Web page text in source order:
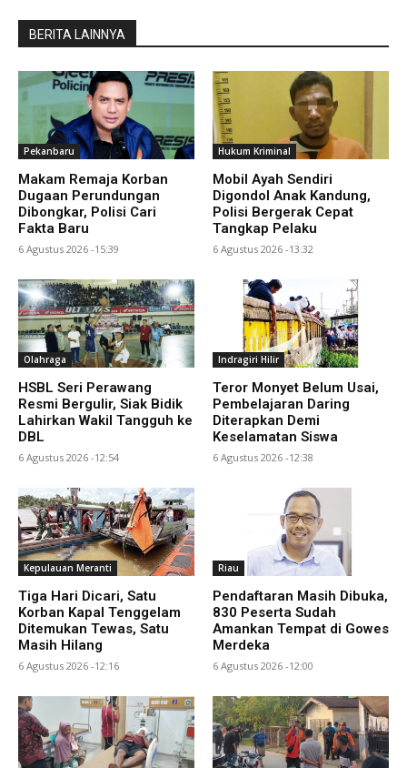
BERITA LAINNYA
Pekanbaru
Makam Remaja Korban
Dugaan Perundungan
Dibongkar, Polisi Cari
Fakta Baru
6 Agustus 2026 -15:39
Hukum Kriminal
Mobil Ayah Sendiri
Digondol Anak Kandung,
Polisi Bergerak Cepat
Tangkap Pelaku
6 Agustus 2026 -13:32
Olahraga
HSBL Seri Perawang
Resmi Bergulir, Siak Bidik
Lahirkan Wakil Tangguh ke
DBL
6 Agustus 2026 -12:54
Indragiri Hilir
Teror Monyet Belum Usai,
Pembelajaran Daring
Diterapkan Demi
Keselamatan Siswa
6 Agustus 2026 -12:38
Kepulauan Meranti
Tiga Hari Dicari, Satu
Korban Kapal Tenggelam
Ditemukan Tewas, Satu
Masih Hilang
6 Agustus 2026 -12:16
Riau
Pendaftaran Masih Dibuka,
830 Peserta Sudah
Amankan Tempat di Gowes
Merdeka
6 Agustus 2026 -12:00